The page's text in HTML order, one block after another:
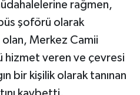
rağmen,
şoförü olarak
olan, Merkez Camii
hizmet veren ve çevresi
bir kişilik olarak tanınan